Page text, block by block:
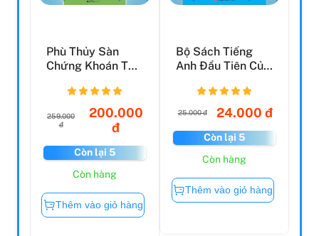
Phù Thủy Sàn
Chứng Khoán Thế
259.000
đ
200.000
đ
Còn lại 5
Còn hàng
Thêm vào giỏ hàng
Bộ Sách Tiếng
Anh Đầu Tiên Của
Ngà...
25.000 đ 24.000 đ
Còn lại 5
Còn hàng
Thêm vào giỏ hàng